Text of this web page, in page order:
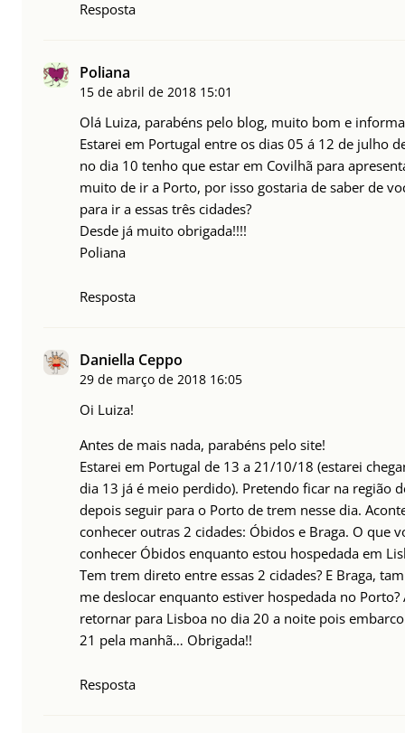
Resposta
Poliana
15 de abril de 2018 15:01
Olá Luiza, parabéns pelo blog, muito bom e
Estarei em Portugal entre os dias 05 á 12 de julho
no dia 10 tenho que estar em Covilhã para
muito de ir a Porto, por isso gostaria de saber de
para ir a essas três cidades?
Desde já muito obrigada!!!!
Poliana
Resposta
Daniella Ceppo
29 de março de 2018 16:05
Oi Luiza!
Antes de mais nada, parabéns pelo site!
Estarei em Portugal de 13 a 21/10/18 (estarei
dia 13 já é meio perdido). Pretendo ficar na região
depois seguir para o Porto de trem nesse dia.
conhecer outras 2 cidades: Óbidos e Braga. O que
conhecer Óbidos enquanto estou hospedada em
Tem trem direto entre essas 2 cidades? E Braga,
me deslocar enquanto estiver hospedada no Porto?
retornar para Lisboa no dia 20 a noite pois
21 pela manhã… Obrigada!!
Resposta